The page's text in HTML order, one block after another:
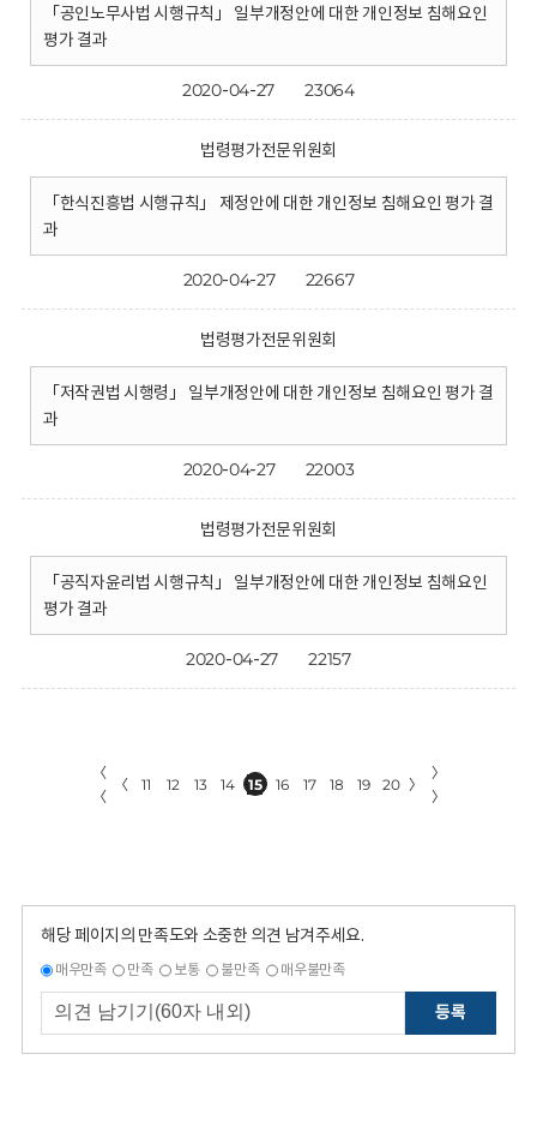
「공인노무사법 시행규칙」 일부개정안에 대한 개인정보 침해요인
평가 결과
2020-04-27 23064
법령평가전문위원회
「한식진흥법 시행규칙」 제정안에 대한 개인정보 침해요인 평가 결
과
2020-04-27 22667
법령평가전문위원회
「저작권법 시행령」 일부개정안에 대한 개인정보 침해요인 평가 결
과
2020-04-27 22003
법령평가전문위원회
「공직자윤리법 시행규칙」 일부개정안에 대한 개인정보 침해요인
평가 결과
2020-04-27 22157
〈
〈
〈 11 12 13 14 15 16 17 18 19 20 〉
〉
〉
해당 페이지의 만족도와 소중한 의견 남겨주세요.
매우만족 만족 보통 불만족 매우불만족
등록